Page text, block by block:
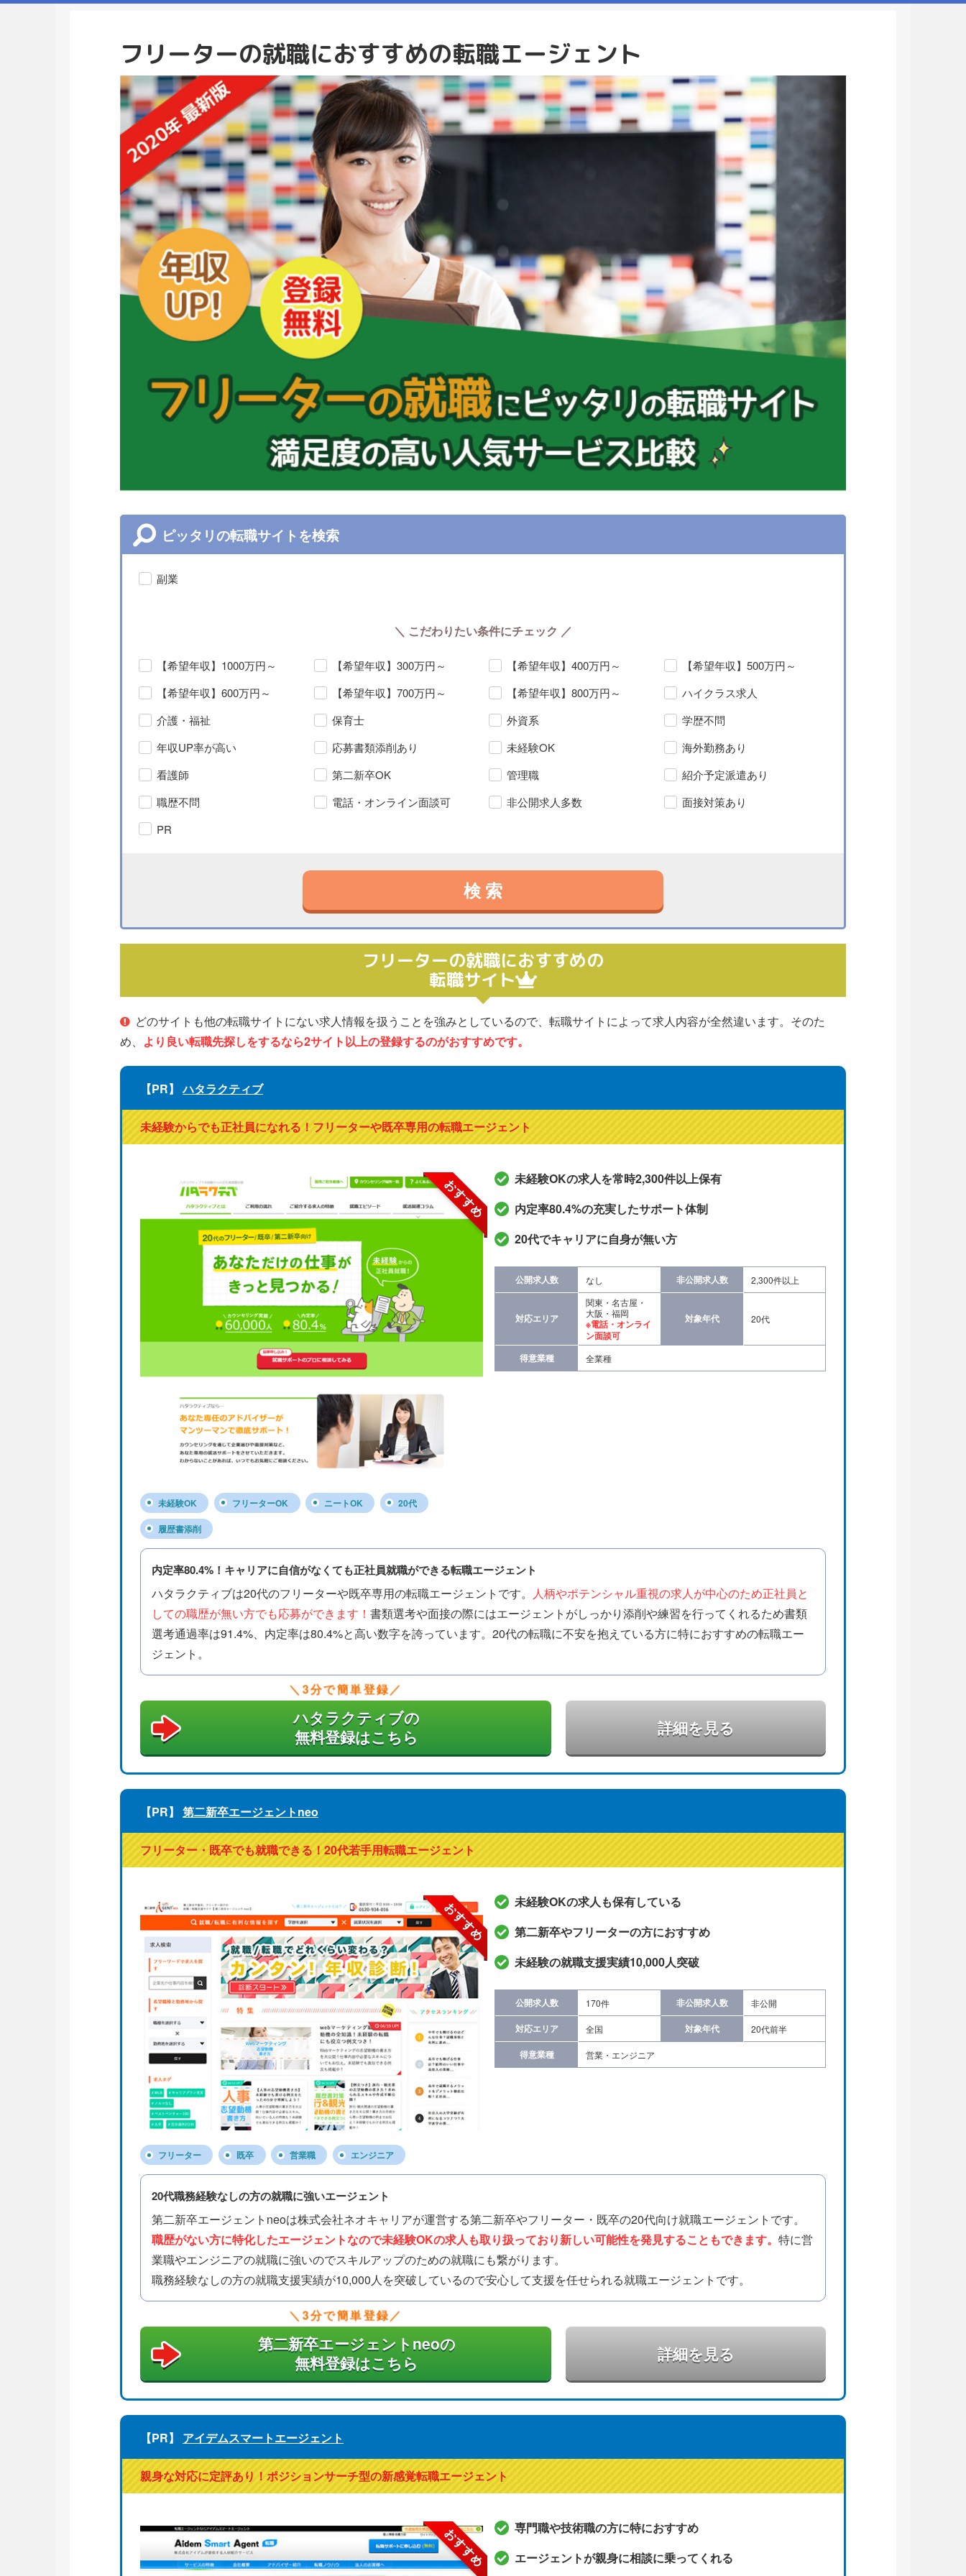
フリーターの就職におすすめの転職エージェント
ピッタリの転職サイトを検索
副業
こだわりたい条件にチェック
【希望年収】1000万円～ 【希望年収】300万円～ 【希望年収】400万円～
【希望年収】500万円～
【希望年収】600万円～
【希望年収】700万円～ 【希望年収】800万円～
ハイクラス求人
介護・福祉
保育士 外資系
学歴不問
年収UP率が高い
応募書類添削あり 未経験OK
海外勤務あり
看護師
第二新卒OK 管理職
紹介予定派遣あり
職歴不問
電話・オンライン面談可 非公開求人多数
面接対策あり
PR
検索
フリーターの就職におすすめの
転職サイト
どのサイトも他の転職サイトにない求人情報を扱うことを強みとしているので、転職サイトによって求人内容が全然違います。そのた
め、 より良い転職先探しをするなら2サイト以上の登録するのがおすすめです。
【PR】ハタラクティブ
未経験からでも正社員になれる！フリーターや既卒専用の転職エージェント
おすすめ
未経験OK フリーターOK ニートOK 20代
履歴書添削
未経験OKの求人を常時2,300件以上保有
内定率80.4%の充実したサポート体制
20代でキャリアに自身が無い方
公開求人数 なし 非公開求人数 2,300件以上
対応エリア
関東・名古屋・
大阪・福岡
※電話・オンライ
ン面談可
対象年代 20代
得意業種 全業種
内定率80.4%！キャリアに自信がなくても正社員就職ができる転職エージェント
ハタラクティブは20代のフリーターや既卒専用の転職エージェントです。
人柄やポテンシャル重視の求人が中心のため正社員と
しての職歴が無い方でも応募ができます！ 書類選考や面接の際にはエージェントがしっかり添削や練習を行ってくれるため書類
選考通過率は91.4%、内定率は80.4%と高い数字を誇っています。20代の転職に不安を抱えている方に特におすすめの転職エー
ジェント。
3分で簡単登録
ハタラクティブの
無料登録はこちら
詳細を見る
【PR】 第二新卒エージェントneo
フリーター・既卒でも就職できる！20代若手用転職エージェント
おすすめ
フリーター 既卒 営業職 エンジニア
未経験OKの求人も保有している
第二新卒やフリーターの方におすすめ
未経験の就職支援実績10,000人突破
公開求人数 170件 非公開求人数 非公開
対応エリア 全国 対象年代 20代前半
得意業種 営業・エンジニア
20代職務経験なしの方の就職に強いエージェント
第二新卒エージェントneoは株式会社ネオキャリアが運営する第二新卒やフリーター・既卒の20代向け就職エージェントです。
職歴がない方に特化したエージェントなので未経験OKの求人も取り扱っており新しい可能性を発見することもできます。 特に営
業職やエンジニアの就職に強いのでスキルアップのための就職にも繋がります。
職務経験なしの方の就職支援実績が10,000人を突破しているので安心して支援を任せられる就職エージェントです。
3分で簡単登録
第二新卒エージェントneoの
無料登録はこちら
詳細を見る
【PR】 アイデムスマートエージェント
親身な対応に定評あり！ポジションサーチ型の新感覚転職エージェント
おすすめ
専門職や技術職の方に特におすすめ
エージェントが親身に相談に乗ってくれる